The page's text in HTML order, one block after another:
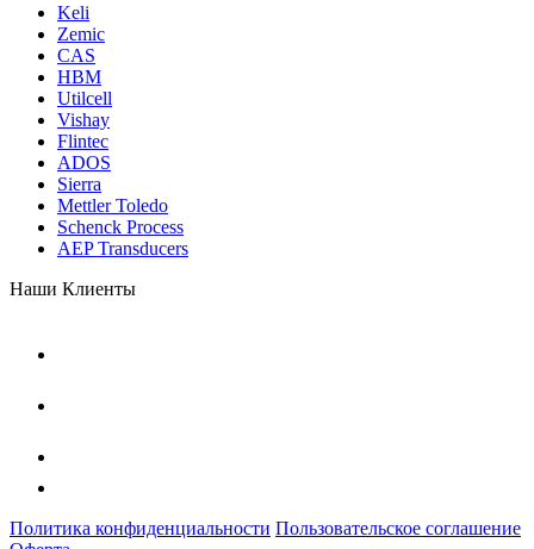
Keli
Zemic
CAS
HBM
Utilcell
Vishay
Flintec
ADOS
Sierra
Mettler Toledo
Schenck Process
AEP Transducers
Наши Клиенты
Политика конфиденциальности Пользовательское соглашение